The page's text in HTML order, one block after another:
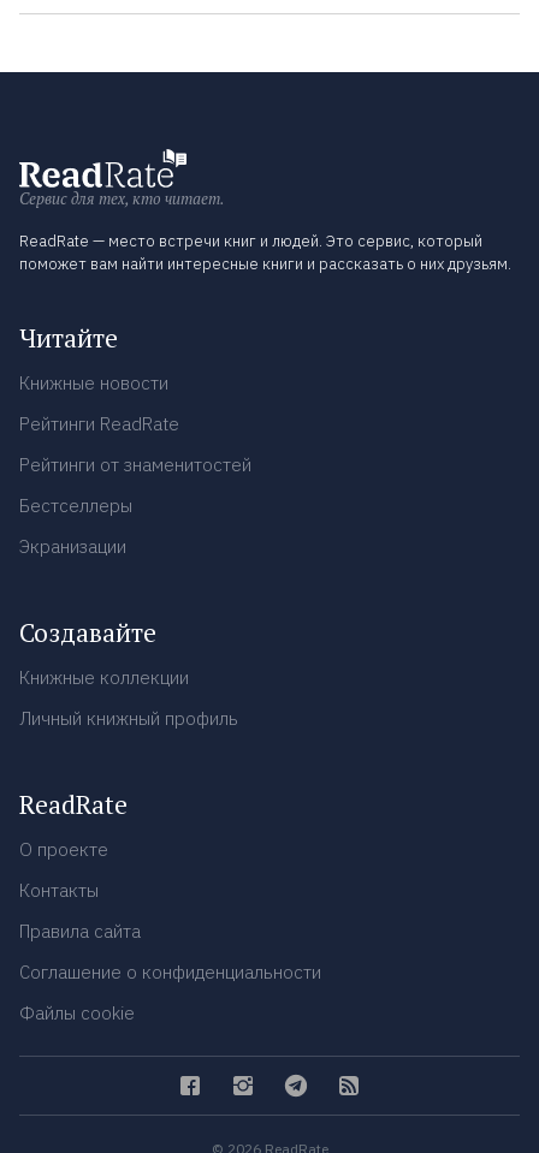
Сервис для тех, кто читает.
ReadRate — место встречи книг и людей. Это сервис, который
поможет вам найти интересные книги и рассказать о них друзьям.
Читайте
Книжные новости
Рейтинги ReadRate
Рейтинги от знаменитостей
Бестселлеры
Экранизации
Создавайте
Книжные коллекции
Личный книжный профиль
ReadRate
О проекте
Контакты
Правила сайта
Соглашение о конфиденциальности
Файлы cookie
© 2026 ReadRate